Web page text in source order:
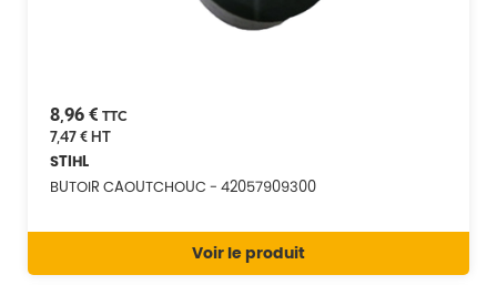
8,96 € TTC
7,47 €HT
STIHL
BUTOIR CAOUTCHOUC - 42057909300
Voir le produit